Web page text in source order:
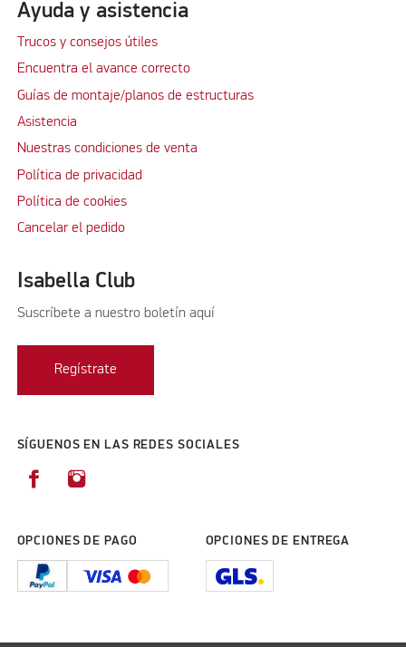
Ayuda y asistencia
Trucos y consejos útiles
Encuentra el avance correcto
Guías de montaje/planos de estructuras
Asistencia
Nuestras condiciones de venta
Política de privacidad
Política de cookies
Cancelar el pedido
Isabella Club
Suscríbete a nuestro boletín aquí
Regístrate
SÍGUENOS EN LAS REDES SOCIALES
OPCIONES DE PAGO OPCIONES DE ENTREGA